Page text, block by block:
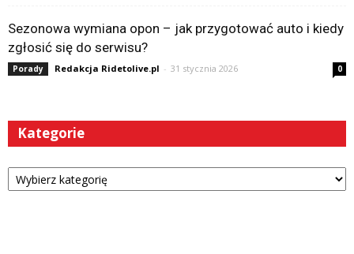
Sezonowa wymiana opon – jak przygotować auto i kiedy
zgłosić się do serwisu?
Porady Redakcja Ridetolive.pl - 31 stycznia 2026 0
Kategorie
Kategorie